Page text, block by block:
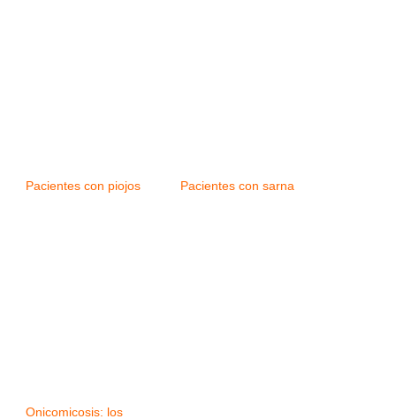
Pacientes con piojos Pacientes con sarna
Onicomicosis: los